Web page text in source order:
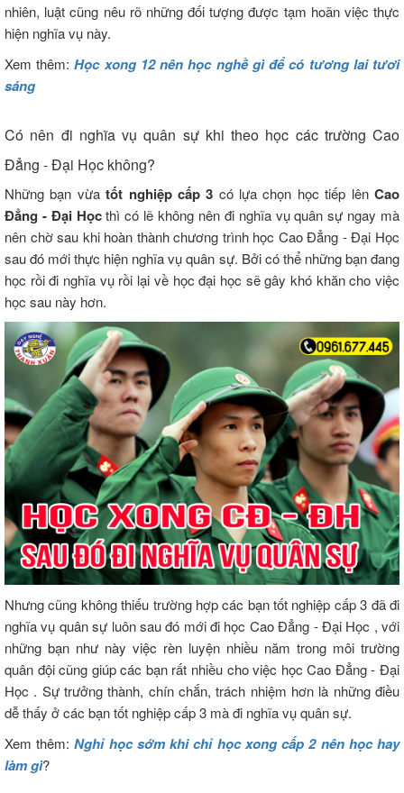
nhiên, luật cũng nêu rõ những đối tượng được tạm hoãn việc thực
hiện nghĩa vụ này.
Xem thêm:Học xong 12 nên học nghề gì để có tương lai tươi
sáng
Có nên đi nghĩa vụ quân sự khi theo học các trường Cao
Đẳng - Đại Học không?
Những bạn vừatốt nghiệp cấp 3 có lựa chọn học tiếp lênCao
Đẳng - Đại Họcthì có lẽ không nên đi nghĩa vụ quân sự ngay mà
nên chờ sau khi hoàn thành chương trình học Cao Đẳng - Đại Học
sau đó mới thực hiện nghĩa vụ quân sự. Bởi có thể những bạn đang
học rồi đi nghĩa vụ rồi lại về học đại học sẽ gây khó khăn cho việc
học sau này hơn.
Nhưng cũng không thiếu trường hợp các bạn tốt nghiệp cấp 3 đã đi
nghĩa vụ quân sự luôn sau đó mới đi học Cao Đẳng - Đại Học , với
những bạn như này việc rèn luyện nhiều năm trong môi trường
quân đội cũng giúp các bạn rất nhiều cho việc học Cao Đẳng - Đại
Học . Sự trưởng thành, chín chắn, trách nhiệm hơn là những điều
dễ thấy ở các bạn tốt nghiệp cấp 3 mà đi nghĩa vụ quân sự.
Xem thêm:Nghỉ học sớm khi chỉ học xong cấp 2 nên học hay
làm gì?